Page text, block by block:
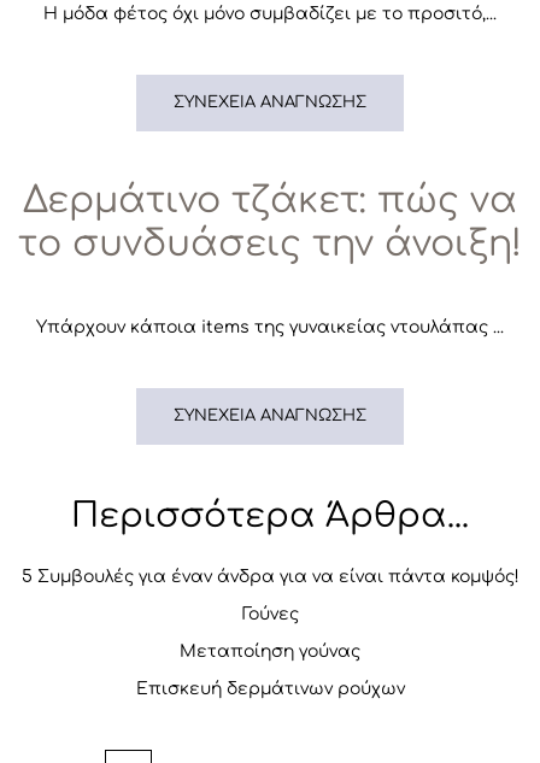
Η μόδα φέτος όχι μόνο συμβαδίζει με το προσιτό,...
ΣΥΝΈΧΕΙΑ ΑΝΆΓΝΩΣΗΣ
Δερμάτινο τζάκετ: πώς να
το συνδυάσεις την άνοιξη!
Υπάρχουν κάποια items της γυναικείας ντουλάπας ...
ΣΥΝΈΧΕΙΑ ΑΝΆΓΝΩΣΗΣ
Περισσότερα Άρθρα...
5 Συμβουλές για έναν άνδρα για να είναι πάντα κομψός!
Γούνες
Μεταποίηση γούνας
Επισκευή δερμάτινων ρούχων